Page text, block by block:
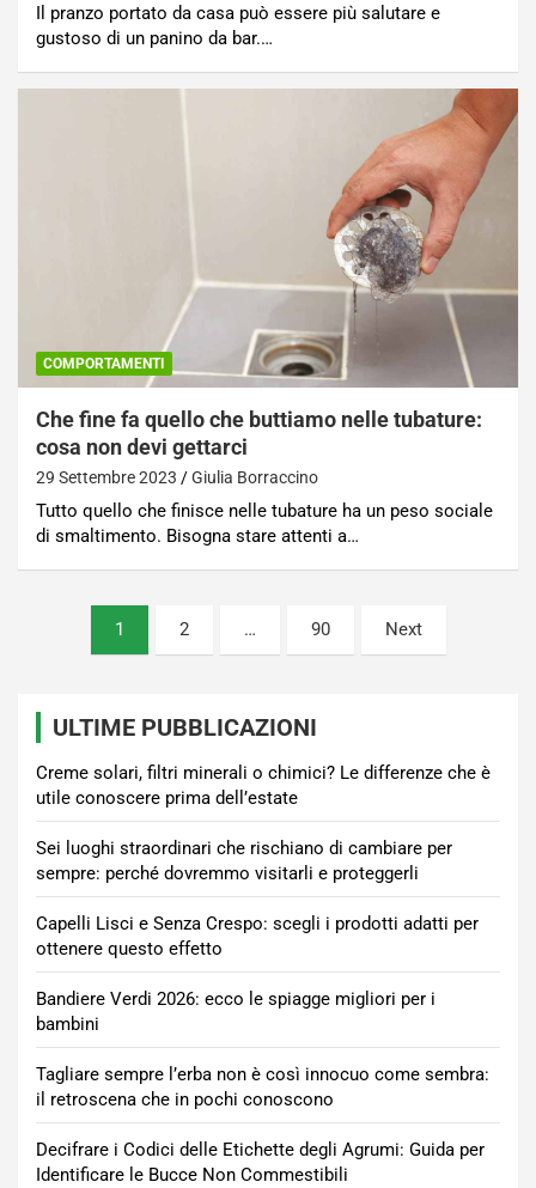
Il pranzo portato da casa può essere più salutare e
gustoso di un panino da bar.…
COMPORTAMENTI
Che fine fa quello che buttiamo nelle tubature:
cosa non devi gettarci
29 Settembre 2023 Giulia Borraccino
Tutto quello che finisce nelle tubature ha un peso sociale
di smaltimento. Bisogna stare attenti a…
Paginazione
1 2 … 90 Next
ULTIME PUBBLICAZIONI
Creme solari, filtri minerali o chimici? Le differenze che è
utile conoscere prima dell’estate
Sei luoghi straordinari che rischiano di cambiare per
sempre: perché dovremmo visitarli e proteggerli
Capelli Lisci e Senza Crespo: scegli i prodotti adatti per
ottenere questo effetto
Bandiere Verdi 2026: ecco le spiagge migliori per i
bambini
Tagliare sempre l’erba non è così innocuo come sembra:
il retroscena che in pochi conoscono
Decifrare i Codici delle Etichette degli Agrumi: Guida per
Identificare le Bucce Non Commestibili